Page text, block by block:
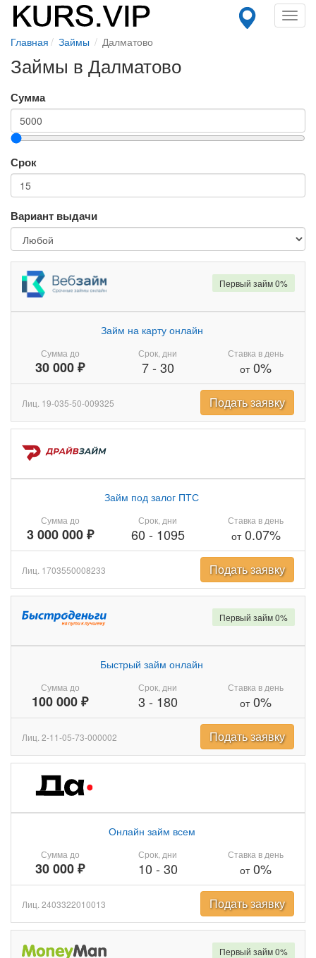
Главная Займы Далматово
Займы в Далматово
Сумма
Срок
Вариант выдачи
Сумма до
30 000 ₽
Займ на карту онлайн
Срок, дни
7- 30
Ставка в день
от0%
Первый займ 0%
Лиц. 19-035-50-009325 Подать заявку
Сумма до
3 000 000 ₽
Займ под залог ПТС
Срок, дни
60 - 1095
Ставка в день
от0.07%
Лиц. 1703550008233 Подать заявку
Сумма до
100 000 ₽
Быстрый займ онлайн
Срок, дни
3 - 180
Ставка в день
от0%
Первый займ 0%
Лиц. 2-11-05-73-000002 Подать заявку
Сумма до
30 000 ₽
Онлайн займ всем
Срок, дни
10 - 30
Ставка в день
от0%
Лиц. 2403322010013 Подать заявку
Первый займ 0%